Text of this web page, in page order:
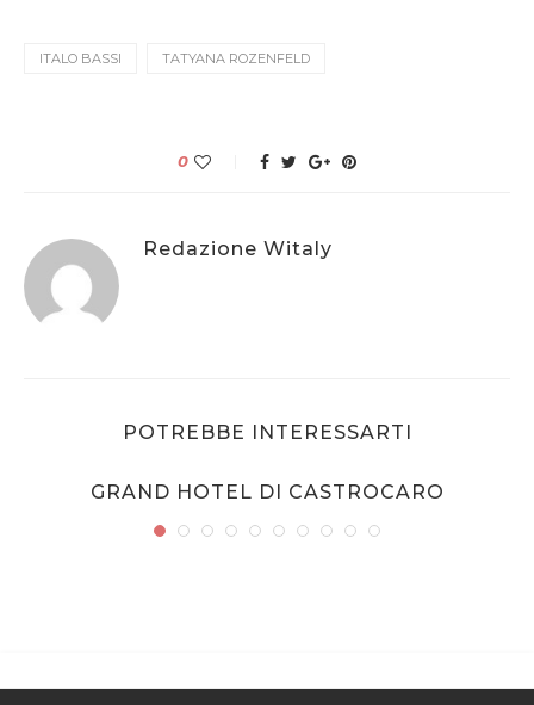
ITALO BASSI TATYANA ROZENFELD
0
Redazione Witaly
POTREBBE INTERESSARTI
GRAND HOTEL DI CASTROCARO